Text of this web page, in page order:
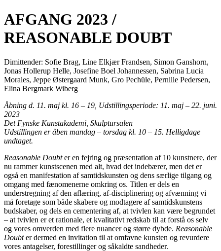
AFGANG 2023 /
REASONABLE DOUBT
Dimittender: Sofie Brag, Line Elkjær Frandsen, Simon Ganshorn,
Jonas Hollerup Helle, Josefine Boel Johannessen, Sabrina Lucia
Morales, Jeppe Østergaard Munk, Gro Pechüle, Pernille Pedersen,
Elina Bergmark Wiberg
Åbning d. 11. maj kl. 16 – 19, Udstillingsperiode: 11. maj – 22. juni.
2023
Det Fynske Kunstakademi, Skulptursalen
Udstillingen er åben mandag – torsdag kl. 10 – 15. Helligdage
undtaget.
Reasonable Doubter en fejring og præsentation af 10 kunstnere, der
nu rammer kunstscenen med alt, hvad det indebærer, men det er
også en manifestation af samtidskunsten og dens særlige tilgang og
omgang med fænomenerne omkring os. Titlen er dels en
understregning af den aflæring, af-disciplinering og afvænning vi
må foretage som både skabere og modtagere af samtidskunstens
budskaber, og dels en cementering af, at tvivlen kan være begrundet
– at tvivlen er et rationale, et kvalitativt redskab til at forstå os selv
og vores omverden med flere nuancer og større dybde. Reasonable
Doubter dermed en invitation til at omfavne kunsten og revurdere
vores antagelser, forestillinger og såkaldte sandheder.